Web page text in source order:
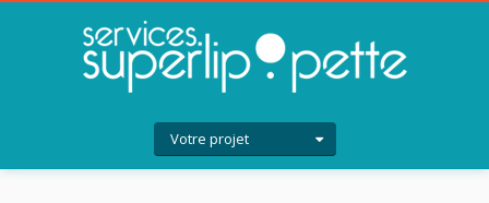
Votre projet